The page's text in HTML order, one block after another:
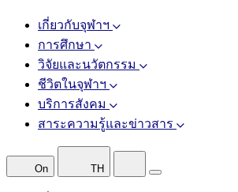
เกี่ยวกับจุฬาฯ
การศึกษา
วิจัยและนวัตกรรม
ชีวิตในจุฬาฯ
บริการสังคม
สาระความรู้และข่าวสาร
On TH